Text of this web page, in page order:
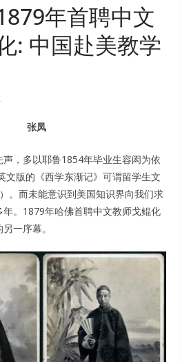
年首聘中文
: 中国赴美教学
张凤
，多以耶鲁1854年毕业生容闳为依
文版的《西学东渐记》可谓留学生文
。而未能意识到美国知识界向我们求
。1879年哈佛首聘中文教师戈鲲化
一序幕。